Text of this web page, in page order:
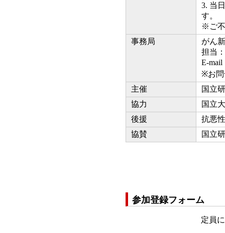
3. 当
す。
※ご不
事務局
がん
担当
E-
※お問
主催
国立
協力
国立
後援
抗悪
協賛
国立
参加登録フォーム
定員